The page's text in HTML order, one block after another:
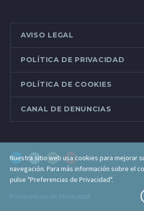
AVISO LEGAL
POLÍTICA DE PRIVACIDAD
POLÍTICA DE COOKIES
CANAL DE DENUNCIAS
Nuestra sitio web usa cookies para mejorar
navegación. Para más información sobre el
pulse "Preferencias de Privacidad".
Preferencias de Privacidad